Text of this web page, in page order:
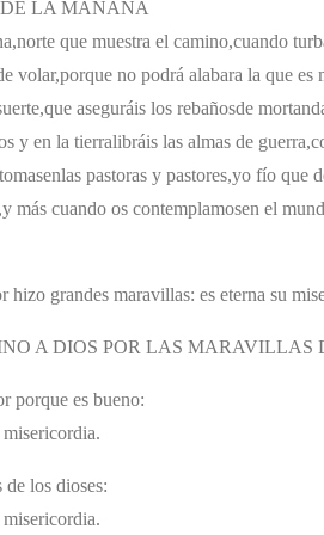
LA MAÑANA
norte que muestra el camino,cuando
volar,porque no podrá alabara la que es
que aseguráis los rebañosde
y en la tierralibráis las almas de guerra,
las pastoras y pastores,yo fío que
y más cuando os contemplamosen el
hizo grandes maravillas: es eterna su
A DIOS POR LAS
porque es bueno:
misericordia.
los dioses:
misericordia.